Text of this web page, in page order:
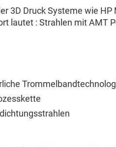
3D Druck Systeme wie
lautet : Strahlen mit AMT